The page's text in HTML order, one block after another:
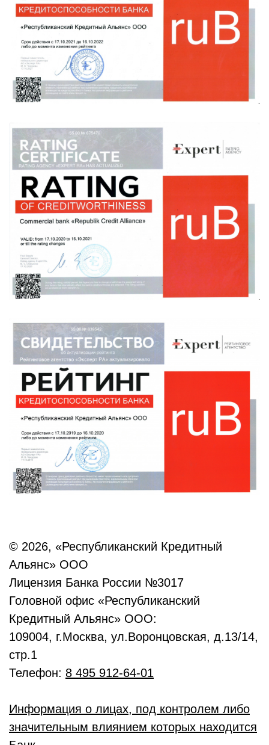
© 2026, «Республиканский Кредитный
Альянс» ООО
Лицензия Банка России №3017
Головной офис «Республиканский
Кредитный Альянс» ООО:
109004, г.Москва, ул.Воронцовская, д.13/14,
стр.1
Телефон: 8 495 912-64-01
Информация о лицах, под контролем либо
значительным влиянием которых находится